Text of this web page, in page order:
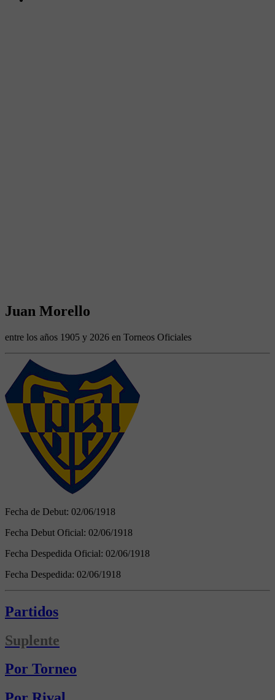
Juan Morello
entre los años 1905 y 2026 en Torneos Oficiales
Fecha de Debut: 02/06/1918
Fecha Debut Oficial: 02/06/1918
Fecha Despedida Oficial: 02/06/1918
Fecha Despedida: 02/06/1918
Partidos
Suplente
Por Torneo